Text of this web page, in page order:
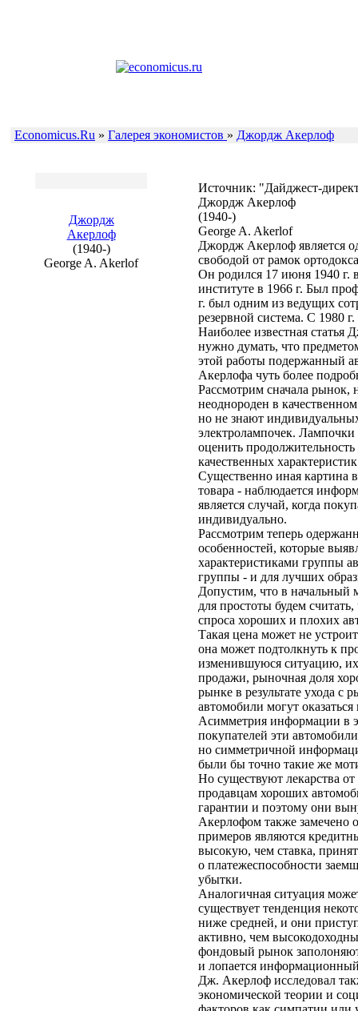
Economicus.Ru » Галерея экономистов » Джордж Акерлоф
Джордж
Акерлоф
(1940-)
George A. Akerlof
Источник: "Дайджест-
Джордж Акерлоф
(1940-)
George A. Akerlof
Джордж Акерлоф является
свободой от рамок
Он родился 17 июня 1940 г.
институте в 1966 г. Был
г. был одним из ведущих
резервной система. С 1980
Наиболее известная
нужно думать, что
этой работы подержанный
Акерлофа чуть более
Рассмотрим сначала рынок,
неоднороден в
но не знают
электролампочек.
оценить
качественных
Существенно иная картина
товара - наблюдается
является случай, когда
индивидуально.
Рассмотрим теперь
особенностей, которые
характеристиками группы
группы - и для лучших
Допустим, что в начальный
для простоты будем
спроса хороших и плохих
Такая цена может не
она может подтолкнуть к
изменившуюся ситуацию, их
продажи, рыночная доля
рынке в результате ухода с
автомобили могут
Асимметрия информации в
покупателей эти
но симметричной
были бы точно такие же
Но существуют лекарства
продавцам хороших
гарантии и поэтому они
Акерлофом также замечено
примеров являются
высокую, чем ставка,
о платежеспособности
убытки.
Аналогичная ситуация
существует тенденция
ниже средней, и они
активно, чем
фондовый рынок
и лопается
Дж. Акерлоф исследовал
экономической теории и